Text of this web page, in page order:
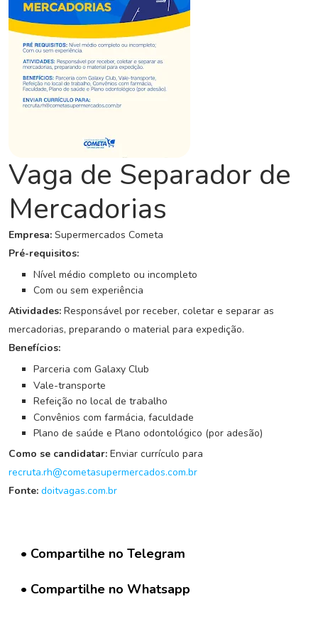
C
o
n
c
u
r
s
N
o
t
í
c
i
a
s
G
r
u
p
o
W
h
a
t
s
a
p
p
d
t
Vaga de Separador de
Mercadorias
Empresa:Supermercados Cometa
Pré-requisitos:
Nível médio completo ou incompleto
Com ou sem experiência
Atividades:Responsável por receber, coletar e separar as
mercadorias, preparando o material para expedição.
Benefícios:
Parceria com Galaxy Club
Vale-transporte
Refeição no local de trabalho
Convênios com farmácia, faculdade
Plano de saúde e Plano odontológico (por adesão)
Como se candidatar:Enviar currículo para
recruta.rh@cometasupermercados.com.br
Fonte: doitvagas.com.br
• Compartilhe no Telegram
• Compartilhe no Whatsapp